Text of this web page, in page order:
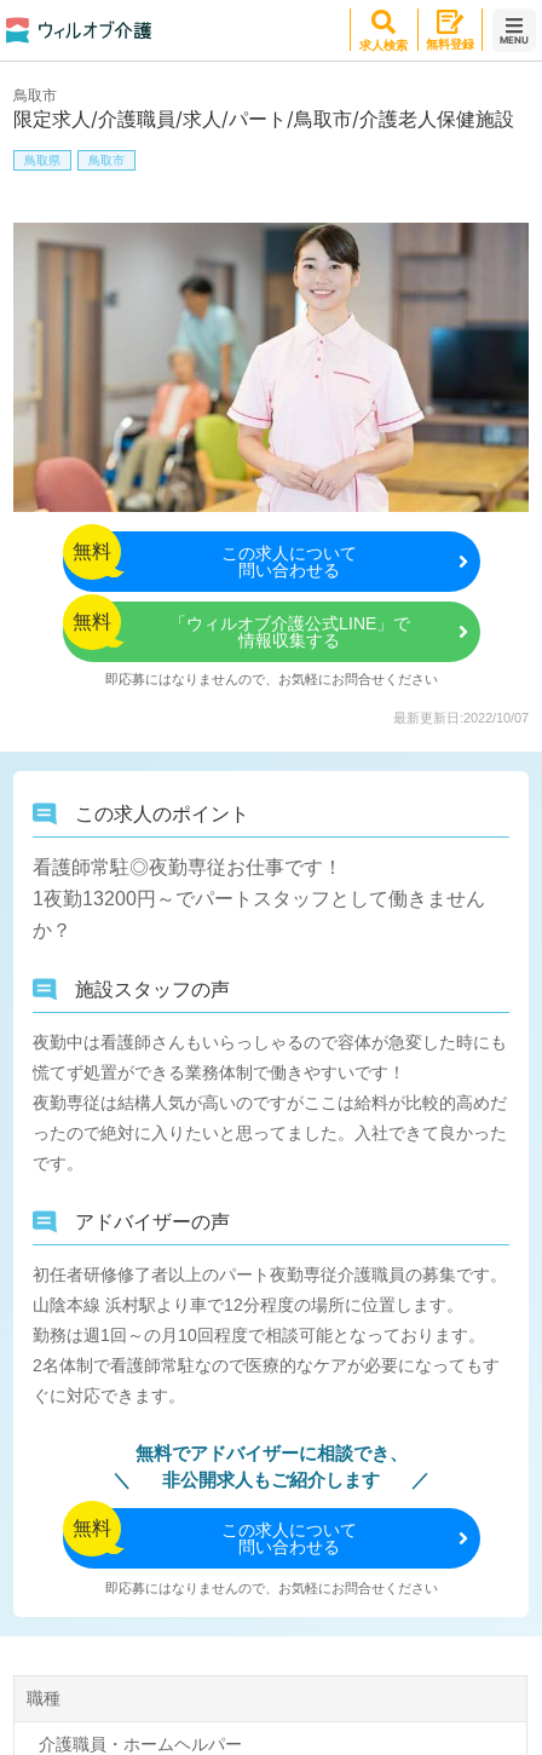
求人検索 無料登録 MENU
限定求人/介護職員/求人/パート/鳥取市/介護老人保健施設
鳥取市
鳥取県 鳥取市
無料 この求人について
問い合わせる
無料
「ウィルオブ介護公式LINE」で
情報収集する
即応募にはなりませんので、お気軽にお問合せください
最新更新日:2022/10/07
この求人のポイント
看護師常駐◎夜勤専従お仕事です！
1夜勤13200円～でパートスタッフとして働きません
か？
施設スタッフの声
夜勤中は看護師さんもいらっしゃるので容体が急変した時にも
慌てず処置ができる業務体制で働きやすいです！
夜勤専従は結構人気が高いのですがここは給料が比較的高めだ
ったので絶対に入りたいと思ってました。入社できて良かった
です。
アドバイザーの声
初任者研修修了者以上のパート夜勤専従介護職員の募集です。
山陰本線 浜村駅より車で12分程度の場所に位置します。
勤務は週1回～の月10回程度で相談可能となっております。
2名体制で看護師常駐なので医療的なケアが必要になってもす
ぐに対応できます。
無料でアドバイザーに相談でき、
非公開求人もご紹介します
無料 この求人について
問い合わせる
即応募にはなりませんので、お気軽にお問合せください
職種
介護職員・ホームヘルパー